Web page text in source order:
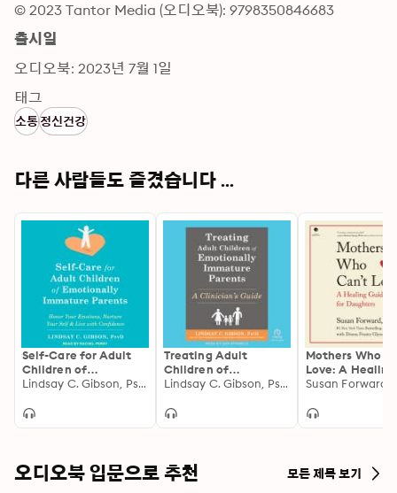
© 2023 Tantor Media (오디오북): 9798350846683
출시일
오디오북: 2023년 7월 1일
태그
소통정신건강
다른 사람들도 즐겼습니다 ...
Self-Care for Adult
Children of
Emotionally
Honor Your Emotions,
Lindsay C. Gibson, PsyD
Treating Adult
Children of
Emotionally
Clinician's Guide
Lindsay C. Gibson, PsyD
Mothers Who
Love: A Healing
Guide for
오디오북 입문으로 추천 모든 제목 보기